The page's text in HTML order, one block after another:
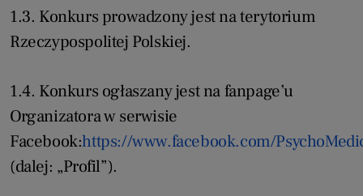
1.3. Konkurs prowadzony jest na terytorium
Rzeczypospolitej Polskiej.
1.4. Konkurs ogłaszany jest na fanpage’u
Organizatora w serwisie
Facebook:https://www.facebook.com/
(dalej: „Profil”).